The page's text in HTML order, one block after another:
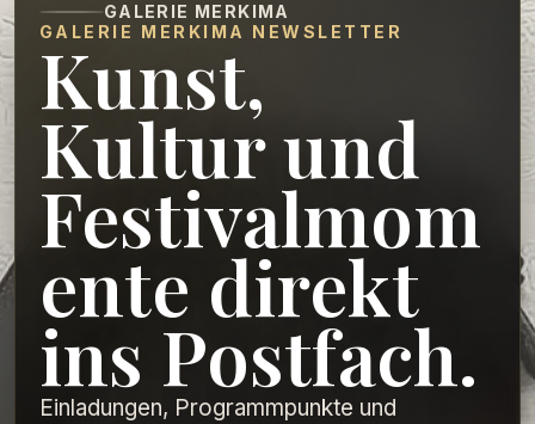
GALERIE MERKIMA
GALERIE MERKIMA NEWSLETTER
Kunst,
Kultur und
Festivalmom
ente direkt
ins Postfach.
Einladungen, Programmpunkte und